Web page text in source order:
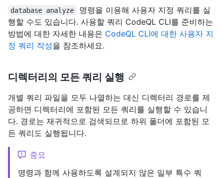
database analyze
명령을 이용해 사용자 지정 쿼리를 실
행할 수도 있습니다. 사용할 쿼리 CodeQL CLI를 준비하는
방법에 대한 자세한 내용은 CodeQL CLI에 대한 사용자 지
정 쿼리 작성을 참조하세요.
디렉터리의 모든 쿼리 실행
개별 쿼리 파일을 모두 나열하는 대신 디렉터리 경로를 제
공하면 디렉터리에 포함된 모든 쿼리를 실행할 수 있습니
다. 경로는 재귀적으로 검색되므로 하위 폴더에 포함된 모
든 쿼리도 실행됩니다.
중요
명령과 함께 사용하도록 설계되지 않은 일부 특수 쿼